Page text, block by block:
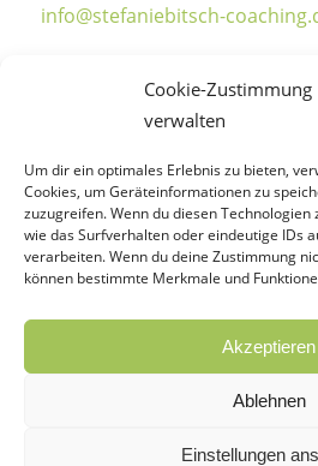
Cookie-Zustimmung
verwalten
Um dir ein optimales Erlebnis zu bieten,
Cookies, um Geräteinformationen zu
zuzugreifen. Wenn du diesen
wie das Surfverhalten oder eindeutige IDs
verarbeiten. Wenn du deine Zustimmung
können bestimmte Merkmale und
Akzeptieren
Ablehnen
Einstellungen
info@stefaniebitsch-
Sprechzeiten
Mo.-Do.: 14:00-18:00 Uhr
Freitag: 08:00-18:00 Uhr
Samstag: 09:00-14:00 Uhr
Termine nach Vereinbarung